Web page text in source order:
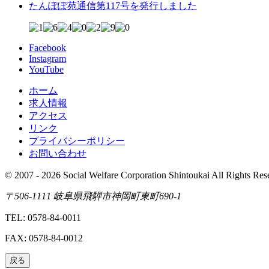
たんぽぽ苑通信第117号を発行しました
Facebook
Instagram
YouTube
ホーム
求人情報
アクセス
リンク
プライバシーポリシー
お問い合わせ
© 2007 - 2026 Social Welfare Corporation Shintoukai All Rights
〒506-1111 岐阜県飛騨市神岡町東町690-1
TEL: 0578-84-0011
FAX: 0578-84-0012
戻る